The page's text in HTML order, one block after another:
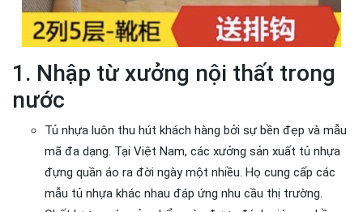
1. Nhập từ xưởng nội thất trong
nước
Tủ nhựa luôn thu hút khách hàng bởi sự bền đẹp và mẫu
mã đa dạng. Tại Việt Nam, các xưởng sản xuất tủ nhựa
đựng quần áo ra đời ngày một nhiều. Họ cung cấp các
mẫu tủ nhựa khác nhau đáp ứng nhu cầu thị trường.